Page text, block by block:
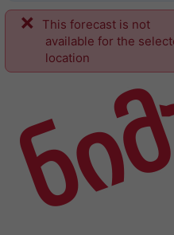
This forecast is not
available for the
location